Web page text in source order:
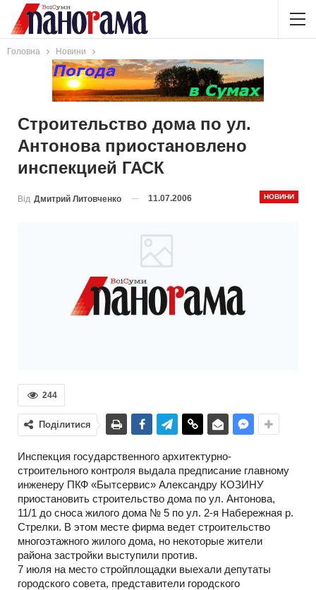
Головна Новини
Строительство дома по ул.
Антонова приостановлено
инспекцией ГАСК
НОВИНИ
Від Дмитрий Литовченко 11.07.2006
244
Поділитися
Инспекция государственного архитектурно-
строительного контроля выдала предписание главному
инженеру ПКФ «Бытсервис» Александру КОЗИНУ
приостановить строительство дома по ул. Антонова,
11/1 до сноса жилого дома № 5 по ул. 2-я Набережная р.
Стрелки. В этом месте фирма ведет строительство
многоэтажного жилого дома, но некоторые жители
района застройки выступили против.
7 июля на место стройплощадки выехали депутаты
городского совета, представители городского